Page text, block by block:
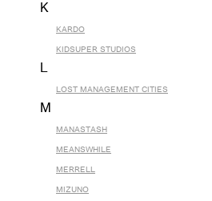
K
KARDO
KIDSUPER STUDIOS
L
LOST MANAGEMENT CITIES
M
MANASTASH
MEANSWHILE
MERRELL
MIZUNO